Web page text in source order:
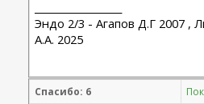
Эндо 2/3 - Агапов Д.Г 2007 ,
А.А. 2025
Спасибо: 6